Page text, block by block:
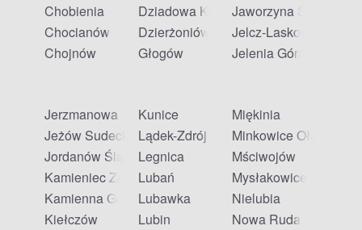
Chobienia
Chocianów
Chojnów
Dziadowa Kłoda
Dzierżoniów
Głogów
Jaworzyna Śląska
Jelcz-Laskowice
Jelenia Góra
Jerzmanowa
Jeżów Sudecki
Jordanów Śląski
Kamieniec Ząbkowicki
Kamienna Góra
Kiełczów
Kunice
Lądek-Zdrój
Legnica
Lubań
Lubawka
Lubin
Miękinia
Minkowice Oławskie
Mściwojów
Mysłakowice
Nielubia
Nowa Ruda